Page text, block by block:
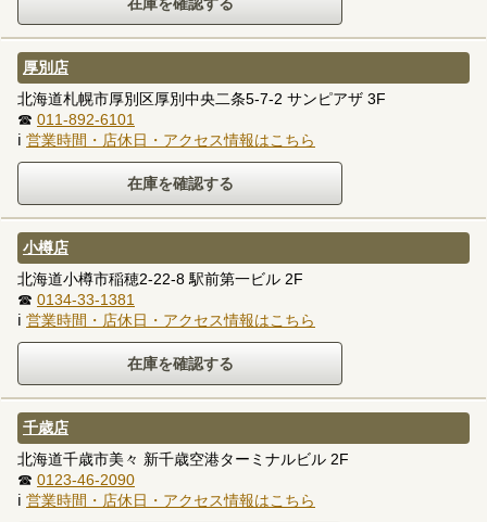
厚別店
北海道札幌市厚別区厚別中央二条5-7-2 サンピアザ 3F
☎ 011-892-6101
ℹ 営業時間・店休日・アクセス情報はこちら
小樽店
北海道小樽市稲穂2-22-8 駅前第一ビル 2F
☎ 0134-33-1381
ℹ 営業時間・店休日・アクセス情報はこちら
千歳店
北海道千歳市美々 新千歳空港ターミナルビル 2F
☎ 0123-46-2090
ℹ 営業時間・店休日・アクセス情報はこちら